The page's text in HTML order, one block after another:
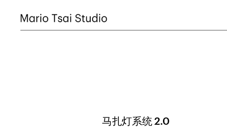
马扎灯系统 2.0